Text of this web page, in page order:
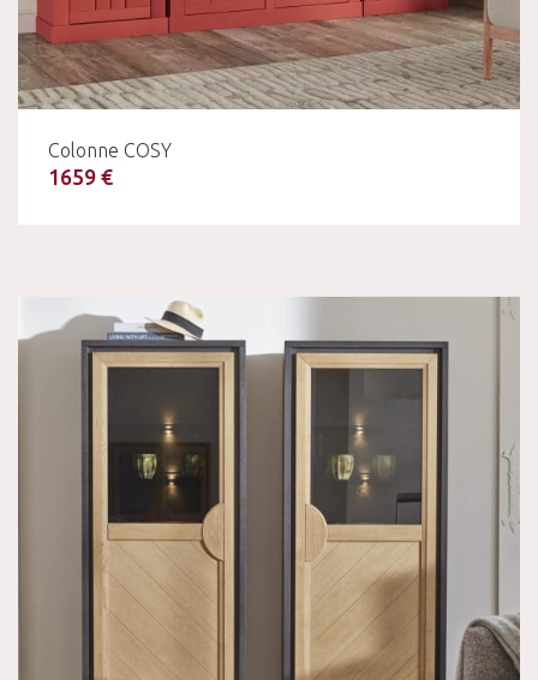
Colonne COSY
1659 €